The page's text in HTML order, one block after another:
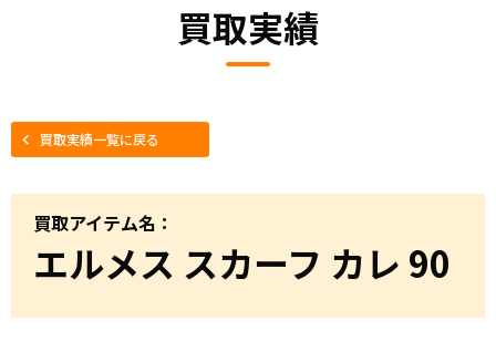
買取実績
買取実績一覧に戻る
買取アイテム名：
エルメス スカーフ カレ 90